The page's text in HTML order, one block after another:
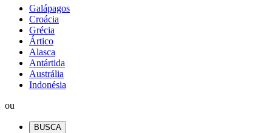
Galápagos
Croácia
Grécia
Ártico
Alasca
Antártida
Austrália
Indonésia
ou
BUSCA